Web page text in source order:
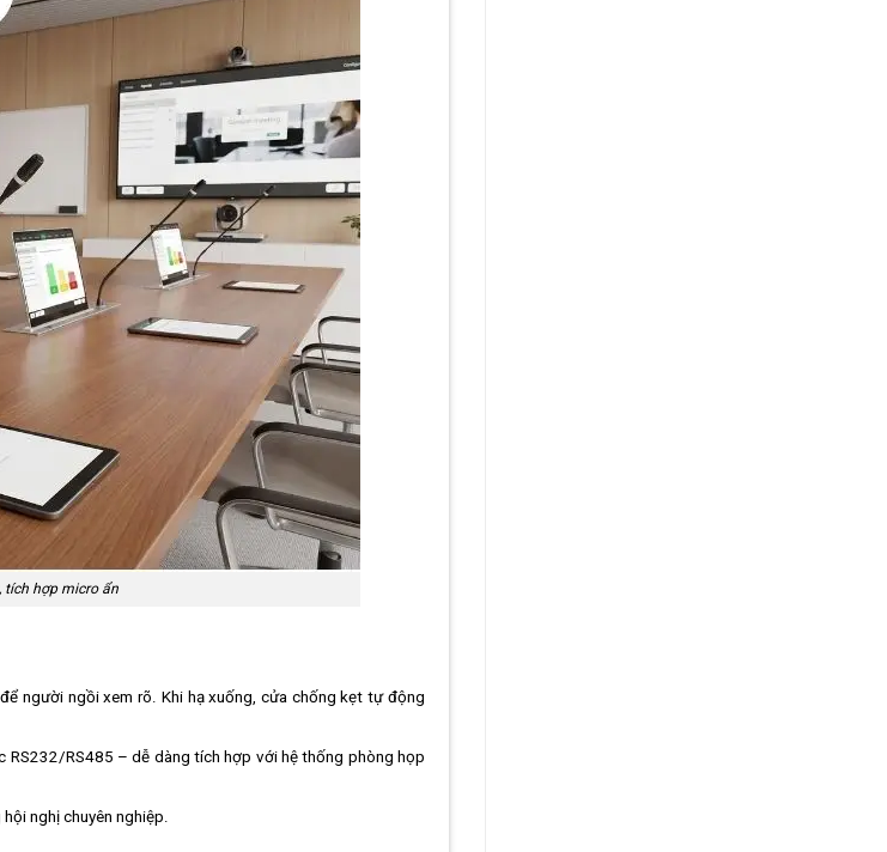
tích hợp micro ẩn
người ngồi xem rõ. Khi hạ xuống, cửa chống kẹt tự động
RS232/RS485 – dễ dàng tích hợp với hệ thống phòng họp
nghị chuyên nghiệp.